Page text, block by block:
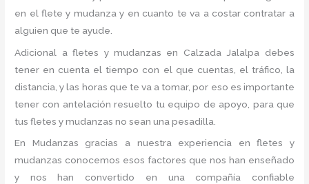
en el flete y mudanza y en cuanto te va a costar contratar a
alguien que te ayude.
Adicional a fletes y mudanzas en Calzada Jalalpa debes
tener en cuenta el tiempo con el que cuentas, el tráfico, la
distancia, y las horas que te va a tomar, por eso es importante
tener con antelación resuelto tu equipo de apoyo, para que
tus fletes y mudanzas no sean una pesadilla.
En Mudanzas gracias a nuestra experiencia en fletes y
mudanzas conocemos esos factores que nos han enseñado
y nos han convertido en una compañía confiable